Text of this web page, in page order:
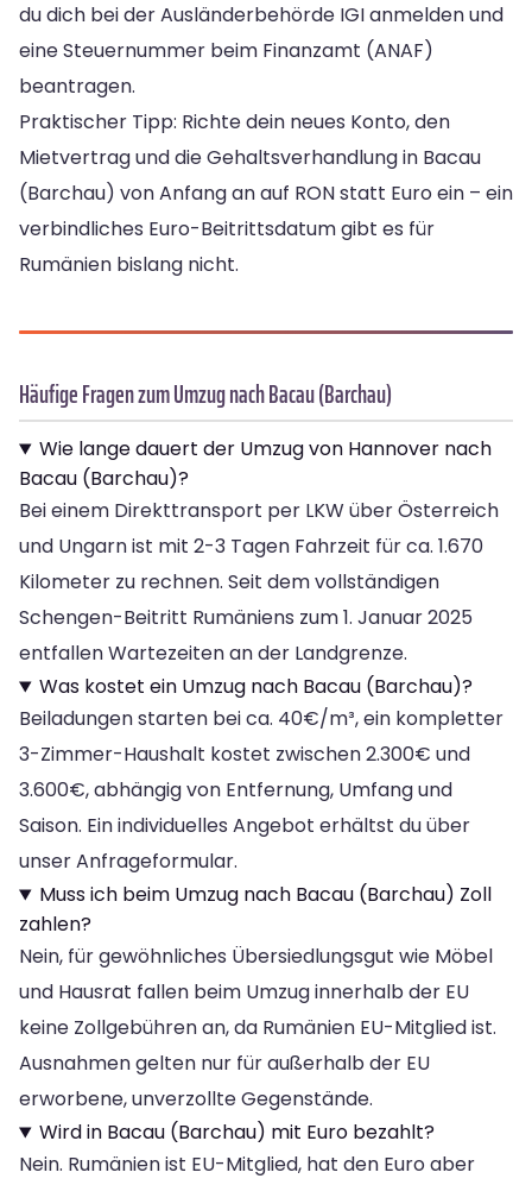
du dich bei der Ausländerbehörde IGI anmelden und
eine Steuernummer beim Finanzamt (ANAF)
beantragen.
Praktischer Tipp: Richte dein neues Konto, den
Mietvertrag und die Gehaltsverhandlung in Bacau
(Barchau) von Anfang an auf RON statt Euro ein – ein
verbindliches Euro-Beitrittsdatum gibt es für
Rumänien bislang nicht.
Häufige Fragen zum Umzug nach Bacau (Barchau)
Wie lange dauert der Umzug von Hannover nach
Bacau (Barchau)?
Bei einem Direkttransport per LKW über Österreich
und Ungarn ist mit 2-3 Tagen Fahrzeit für ca. 1.670
Kilometer zu rechnen. Seit dem vollständigen
Schengen-Beitritt Rumäniens zum 1. Januar 2025
entfallen Wartezeiten an der Landgrenze.
Was kostet ein Umzug nach Bacau (Barchau)?
Beiladungen starten bei ca. 40€/m³, ein kompletter
3-Zimmer-Haushalt kostet zwischen 2.300€ und
3.600€, abhängig von Entfernung, Umfang und
Saison. Ein individuelles Angebot erhältst du über
unser Anfrageformular.
Muss ich beim Umzug nach Bacau (Barchau) Zoll
zahlen?
Nein, für gewöhnliches Übersiedlungsgut wie Möbel
und Hausrat fallen beim Umzug innerhalb der EU
keine Zollgebühren an, da Rumänien EU-Mitglied ist.
Ausnahmen gelten nur für außerhalb der EU
erworbene, unverzollte Gegenstände.
Wird in Bacau (Barchau) mit Euro bezahlt?
Nein. Rumänien ist EU-Mitglied, hat den Euro aber